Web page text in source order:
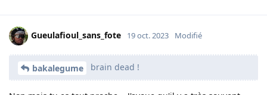
Gueulafioul_sans_fote 19 oct. 2023 Modifié
bakalegume brain dead !